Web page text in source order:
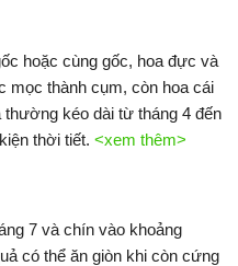
hoặc cùng gốc, hoa đực và
mọc thành cụm, còn hoa cái
kéo dài từ tháng 4 đến
thời tiết. <xem thêm>
7 và chín vào khoảng
có thể ăn giòn khi còn cứng